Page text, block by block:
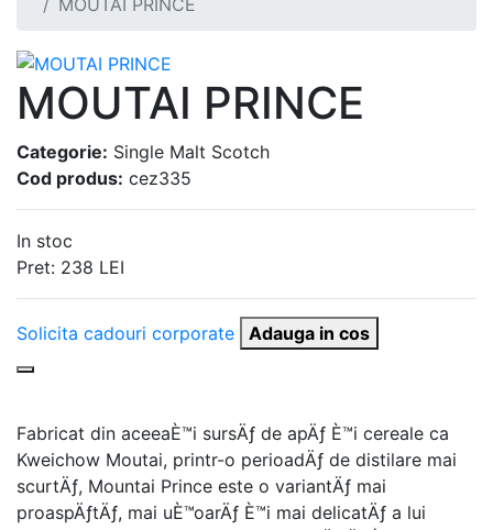
MOUTAI PRINCE
MOUTAI PRINCE
Categorie: Single Malt Scotch
Cod produs: cez335
In stoc
Pret: 238 LEI
Solicita cadouri corporate Adauga in cos
Fabricat din aceeaÈ™i sursÄƒ de apÄƒ È™i cereale ca
Kweichow Moutai, printr-o perioadÄƒ de distilare mai
scurtÄƒ, Mountai Prince este o variantÄƒ mai
proaspÄƒtÄƒ, mai uÈ™oarÄƒ È™i mai delicatÄƒ a lui